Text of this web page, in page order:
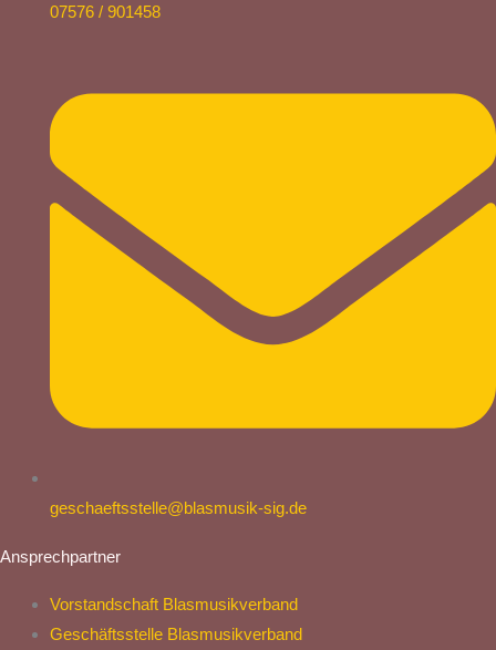
07576 / 901458
geschaeftsstelle@blasmusik-sig.de
Ansprechpartner
Vorstandschaft Blasmusikverband
Geschäftsstelle Blasmusikverband